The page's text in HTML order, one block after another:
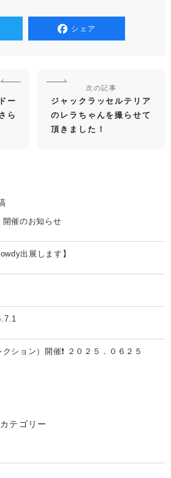
シェア
ー
ら
次の記事
ジャックラッセルテリア
のレラちゃんを撮らせて
頂きました！
催のお知らせ
出展します】
ション）開催❗️ ２０２５．０６２５
カテゴリー